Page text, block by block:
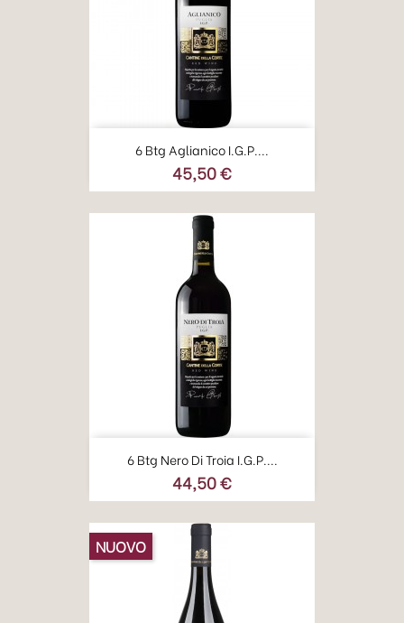
6 Btg Aglianico I.G.P....
Prezzo
45,50 €
6 Btg Nero Di Troia I.G.P....
Prezzo
44,50 €
NUOVO